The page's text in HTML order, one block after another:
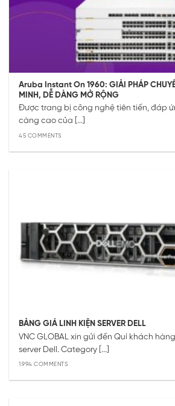
Aruba Instant On 1960: GIẢI PHÁP
MINH, DỄ DÀNG MỞ RỘNG
Được trang bị công nghệ tiên tiến, đáp
càng cao của [...]
45 COMMENTS
BẢNG GIÁ LINH KIỆN SERVER DELL
VNC GLOBAL xin gửi đến Quí khách
server Dell. Category [...]
1.994 COMMENTS